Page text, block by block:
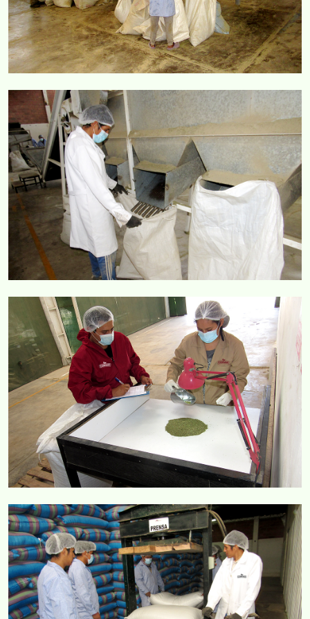
COMERCIAL CORVAR
COMERCIAL CORVAR
COMERCIAL CORVAR